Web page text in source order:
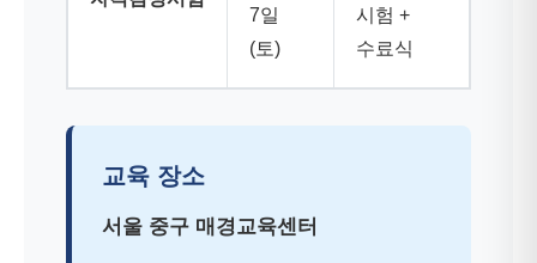
7일
(토)
시험 +
수료식
교육 장소
서울 중구 매경교육센터